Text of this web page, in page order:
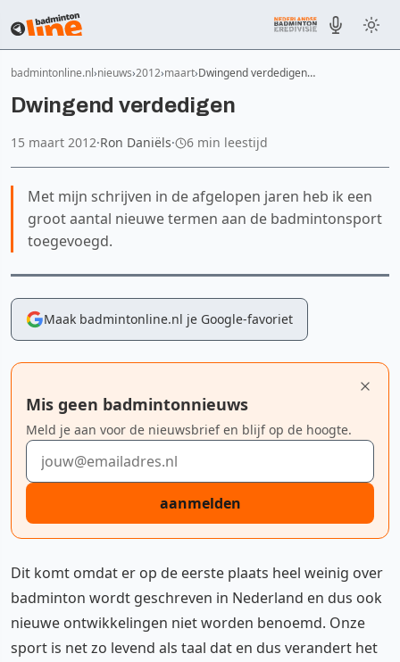
badmintonline.nl nieuws 2012 maart Dwingend verdedigen…
Dwingend verdedigen
15 maart 2012·Ron Daniëls· 6 min leestijd
Met mijn schrijven in de afgelopen jaren heb ik een
groot aantal nieuwe termen aan de badmintonsport
toegevoegd.
Maak badmintonline.nl je Google-favoriet
Mis geen badmintonnieuws
Meld je aan voor de nieuwsbrief en blijf op de hoogte.
E-mailadres
aanmelden
Dit komt omdat er op de eerste plaats heel weinig over
badminton wordt geschreven in Nederland en dus ook
nieuwe ontwikkelingen niet worden benoemd. Onze
sport is net zo levend als taal dat en dus verandert het